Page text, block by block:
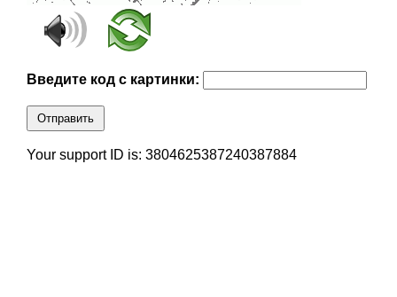
Введите код с картинки:
Отправить
Your support ID is: 3804625387240387884